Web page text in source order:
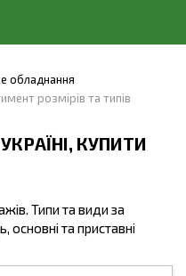
обладнання
розмірів та типів
КУПИТИ
Типи та види за
основні та приставні